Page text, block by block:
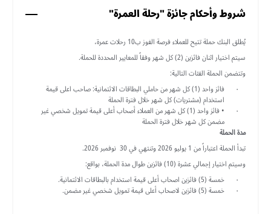
شروط وأحكام جائزة "رحلة العمرة"
يُطلق البنك حملة تتيح للعملاء فرصة الفوز ب10 رحلات عمرة،
سيتم اختيار اثنان فائزين (2) كل شهر وفقاً للمعايير المحددة للحملة.
وتتضمن الحملة الفئات التالية:
فائز واحد (1) كل شهر من حاملي البطاقات الائتمانية: صاحب اعلى قيمة
استخدام (مشتريات) كل شهر خلال فترة الحملة
• فائز واحد (1) كل شهر من العملاء أصحاب أعلى قيمة تمويل شخصي غير
مضمن كل شهر خلال فترة الحملة
مدة الحملة
تبدأ الحملة اعتباراً من 1 يوليو 2026 وتنتهي في 30 نوفمبر 2026.
وسيتم اختيار إجمالي عشرة (10) فائزين طوال مدة الحملة، بواقع:
خمسة (5) فائزين اصحاب أعلى قيمة استخدام بالبطاقات الائتمانية.
خمسة (5) فائزين لاصحاب أعلى قيمة تمويل شخصي غير مضمن.